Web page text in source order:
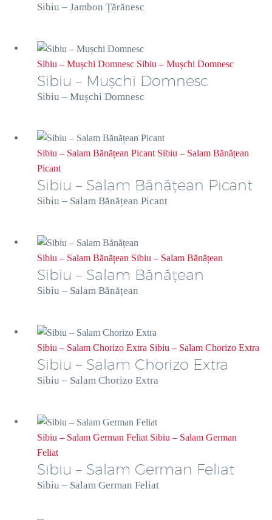
Sibiu – Jambon Țărănesc
Sibiu – Mușchi Domnesc Sibiu – Mușchi Domnesc
Sibiu – Mușchi Domnesc
Sibiu – Mușchi Domnesc
Sibiu – Salam Bănățean Picant Sibiu – Salam Bănățean
Picant
Sibiu – Salam Bănățean Picant
Sibiu – Salam Bănățean Picant
Sibiu – Salam Bănățean Sibiu – Salam Bănățean
Sibiu – Salam Bănățean
Sibiu – Salam Bănățean
Sibiu – Salam Chorizo Extra Sibiu – Salam Chorizo Extra
Sibiu – Salam Chorizo Extra
Sibiu – Salam Chorizo Extra
Sibiu – Salam German Feliat Sibiu – Salam German
Feliat
Sibiu – Salam German Feliat
Sibiu – Salam German Feliat